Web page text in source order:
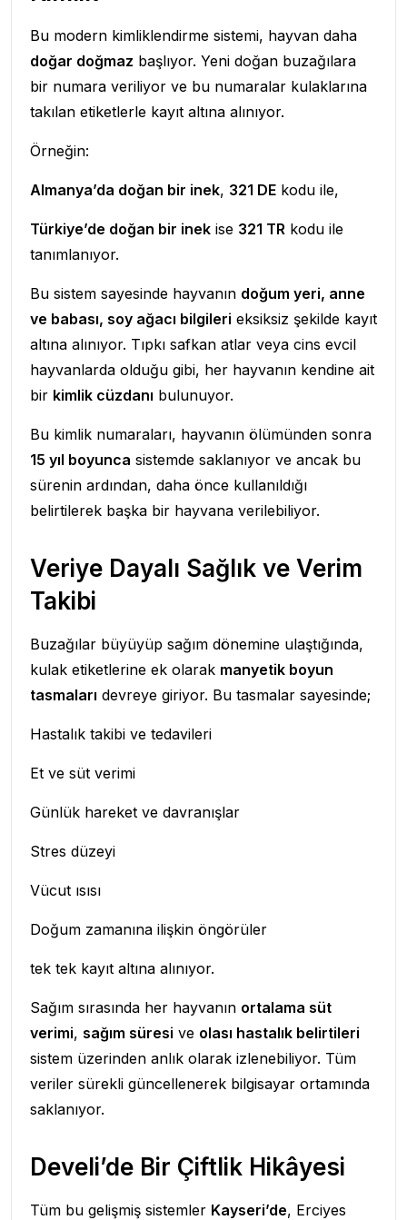
Bu modern kimliklendirme sistemi, hayvan daha
doğar doğmaz başlıyor. Yeni doğan buzağılara
bir numara veriliyor ve bu numaralar kulaklarına
takılan etiketlerle kayıt altına alınıyor.
Örneğin:
Almanya’da doğan bir inek, 321 DE kodu ile,
Türkiye’de doğan bir inek ise 321 TR kodu ile
tanımlanıyor.
Bu sistem sayesinde hayvanın doğum yeri, anne
ve babası, soy ağacı bilgileri eksiksiz şekilde kayıt
altına alınıyor. Tıpkı safkan atlar veya cins evcil
hayvanlarda olduğu gibi, her hayvanın kendine ait
bir kimlik cüzdanı bulunuyor.
Bu kimlik numaraları, hayvanın ölümünden sonra
15 yıl boyunca sistemde saklanıyor ve ancak bu
sürenin ardından, daha önce kullanıldığı
belirtilerek başka bir hayvana verilebiliyor.
Veriye Dayalı Sağlık ve Verim
Takibi
Buzağılar büyüyüp sağım dönemine ulaştığında,
kulak etiketlerine ek olarak manyetik boyun
tasmaları devreye giriyor. Bu tasmalar sayesinde;
Hastalık takibi ve tedavileri
Et ve süt verimi
Günlük hareket ve davranışlar
Stres düzeyi
Vücut ısısı
Doğum zamanına ilişkin öngörüler
tek tek kayıt altına alınıyor.
Sağım sırasında her hayvanın ortalama süt
verimi, sağım süresi ve olası hastalık belirtileri
sistem üzerinden anlık olarak izlenebiliyor. Tüm
veriler sürekli güncellenerek bilgisayar ortamında
saklanıyor.
Develi’de Bir Çiftlik Hikâyesi
Tüm bu gelişmiş sistemler Kayseri’de, Erciyes